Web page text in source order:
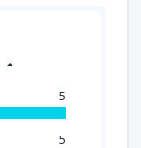
5
5